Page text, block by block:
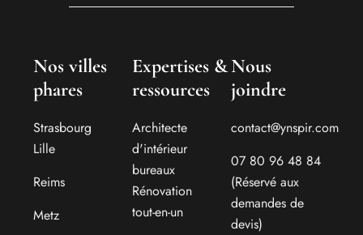
Nos villes
phares
Strasbourg
Lille
Reims
Metz
Expertises &
ressources
Architecte
d'intérieur
bureaux
Rénovation
tout-en-un
Nous
joindre
contact@ynspir.com
07 80 96 48 84
(Réservé aux
demandes de
devis)